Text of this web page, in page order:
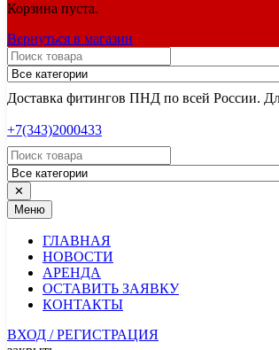
Корзина пуста.
Вернуться в магазин
Доставка фитингов ПНД по всей России.
+7(343)2000433
✕
Меню
ГЛАВНАЯ
НОВОСТИ
АРЕНДА
ОСТАВИТЬ ЗАЯВКУ
КОНТАКТЫ
ВХОД / РЕГИСТРАЦИЯ